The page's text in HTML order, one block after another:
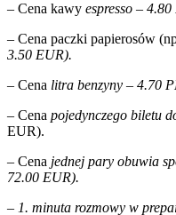
– Cena kawy espresso –
– Cena paczki papierosów
3.50 EUR).
– Cena litra benzyny – 4.70
– Cena pojedynczego biletu
EUR).
– Cena jednej pary obuwia
72.00 EUR).
– 1. minuta rozmowy w